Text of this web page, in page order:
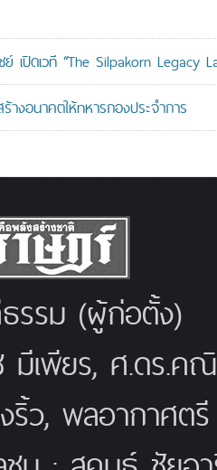
เปิดเวที “The Silpakorn Legacy
งอนาคตให้ทหารกองประจำการ
รรม (ผู้ก่อตั้ง)
มีเพียร, ศ.ดร.
ว, พลอากาศ